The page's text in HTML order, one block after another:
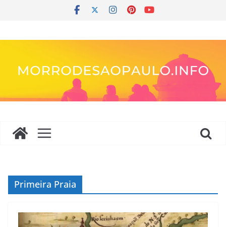
Primeira Praia